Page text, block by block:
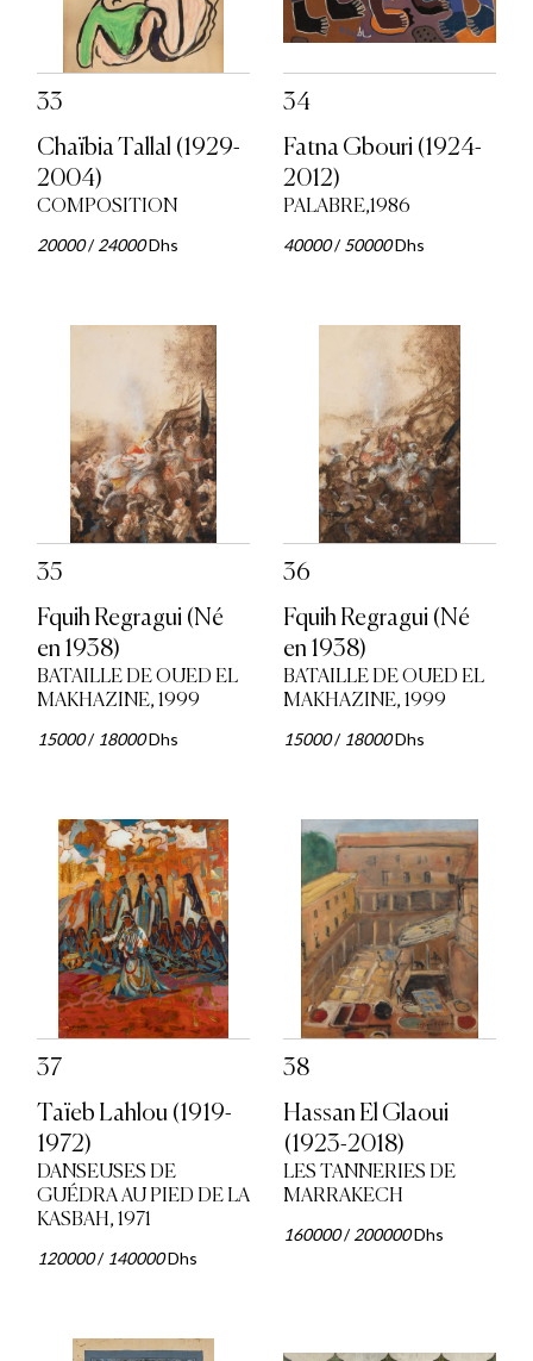
33
Chaïbia Tallal (1929-
2004)
COMPOSITION
20000/24000Dhs
34
Fatna Gbouri (1924-
2012)
PALABRE,1986
40000/50000Dhs
35
Fquih Regragui (Né
en 1938)
BATAILLE DE OUED EL
MAKHAZINE, 1999
15000/ 18000Dhs
36
Fquih Regragui (Né
en 1938)
BATAILLE DE OUED EL
MAKHAZINE, 1999
15000/ 18000Dhs
37
Taïeb Lahlou (1919-
1972)
DANSEUSES DE
GUÉDRA AU PIED DE LA
KASBAH, 1971
120000/ 140000Dhs
38
Hassan El Glaoui
(1923-2018)
LES TANNERIES DE
MARRAKECH
160000/200000Dhs